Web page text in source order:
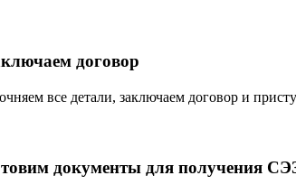
договор
все детали, заключаем договор и
документы для получения